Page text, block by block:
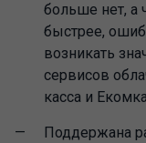
больше нет, а
быстрее,
возникать
сервисов
касса и
Поддержана